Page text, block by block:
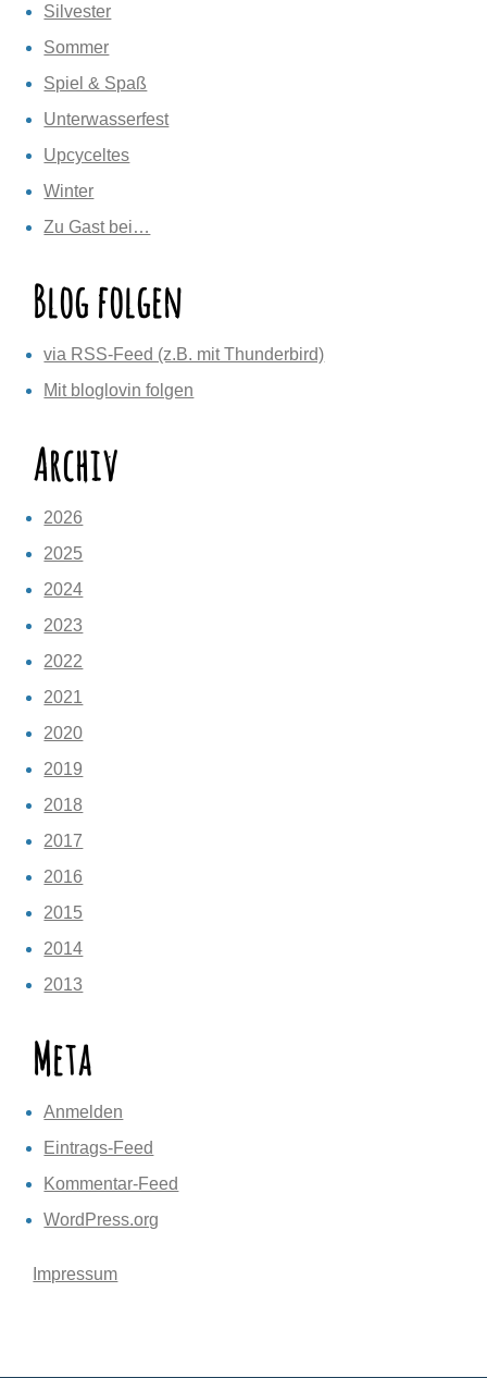
Silvester
Sommer
Spiel & Spaß
Unterwasserfest
Upcyceltes
Winter
Zu Gast bei…
Blog folgen
via RSS-Feed (z.B. mit Thunderbird)
Mit bloglovin folgen
Archiv
2026
2025
2024
2023
2022
2021
2020
2019
2018
2017
2016
2015
2014
2013
Meta
Anmelden
Eintrags-Feed
Kommentar-Feed
WordPress.org
Impressum